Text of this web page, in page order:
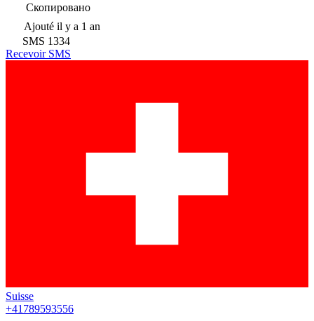
Скопировано
Ajouté il y a 1 an
SMS 1334
Recevoir SMS
Suisse
+41789593556